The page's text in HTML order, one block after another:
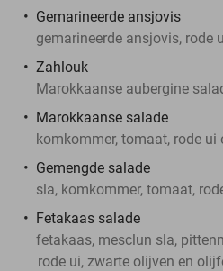
Gemarineerde ansjovis
gemarineerde ansjovis, rode
Zahlouk
Marokkaanse aubergine
Marokkaanse salade
komkommer, tomaat, rode ui
Gemengde salade
sla, komkommer, tomaat,
Fetakaas salade
fetakaas, mesclun sla,
rode ui, zwarte olijven en